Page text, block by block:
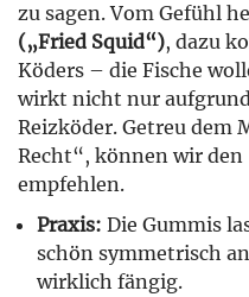
zu sagen. Vom Gefühl
(„Fried Squid“), dazu
Köders – die Fische
wirkt nicht nur
Reizköder. Getreu dem
Recht“, können wir den
empfehlen.
Praxis: Die Gummis
schön symmetrisch
wirklich fängig.